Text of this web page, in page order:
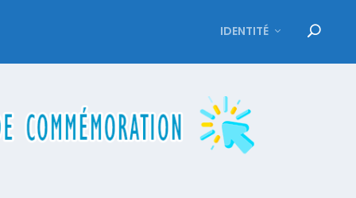
IDENTITÉ